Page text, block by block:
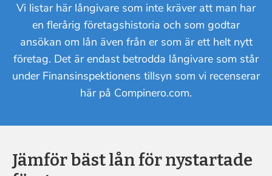
Vi listar här långivare som inte kräver att man har
en flerårig företagshistoria och som godtar
ansökan om lån även från er som är ett helt nytt
företag. Det är endast betrodda långivare som står
under Finansinspektionens tillsyn som vi recenserar
här på Compinero.com.
Jämför bäst lån för nystartade